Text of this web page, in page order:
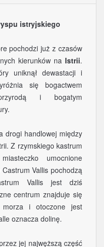
istryjskiego
pochodzi już z czasów
kierunków na Istrii.
uniknął dewastacji i
się bogactwem
i bogatym
drogi handlowej między
Z rzymskiego kastrum
umocnione
Vallis pochodzą
Vallis jest dziś
centrum znajduje się
i otoczone jest
oznacza dolinę.
jej najwęższą część